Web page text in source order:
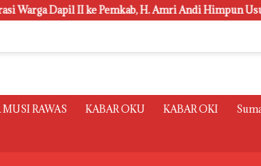
II ke Pemkab, H. Amri Andi Himpun Usulan
MUSI RAWAS KABAR OKU KABAR OKI